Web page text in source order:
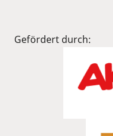
Gefördert durch: